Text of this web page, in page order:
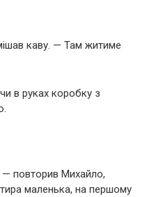
каву. — Там житиме
в руках коробку з
повторив Михайло,
маленька, на першому